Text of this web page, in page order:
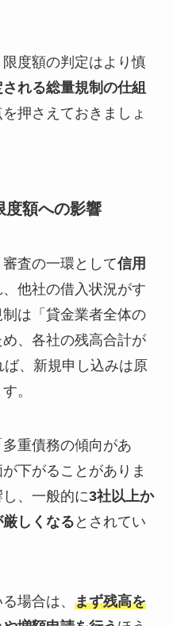
度額の判定はより慎
れる総量規制の仕組
押さえておきましょ
度額への影響
査の一環として信用
他社の借入状況がす
は「貸金業者全体の
、各社の残高合計が
、新規申し込みは原
。
重債務の傾向があ
下がることがありま
、一般的に3社以上か
しくなるとされてい
場合は、 まず残高を